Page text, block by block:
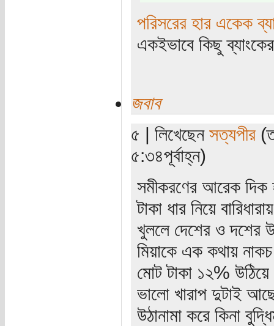
পরিসরের হার একেক
একইভাবে কিছু
জবাব
৫ | লিখেছেন সত্যপীর
৫:৩৪পূর্বাহ্ন)
সমীকরণের আরেক
টাকা ধার নিয়ে
খুললে দেশের ও দশের
মিয়াকে এক কথায়
মোট টাকা ১২%
ভালো খারাপ দুটাই
উঠানামা করে কিনা